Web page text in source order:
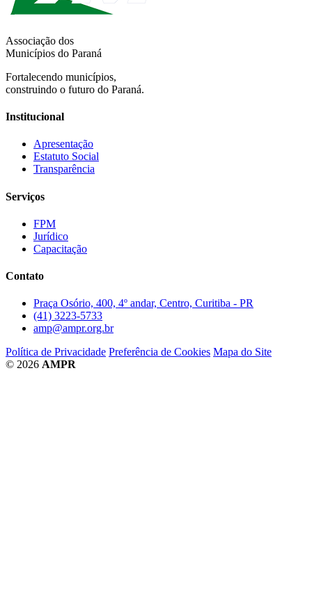
Associação dos
Municípios do Paraná
Fortalecendo municípios,
construindo o futuro do Paraná.
Institucional
Apresentação
Estatuto Social
Transparência
Serviços
FPM
Jurídico
Capacitação
Contato
Praça Osório, 400, 4º andar, Centro, Curitiba - PR
(41) 3223-5733
amp@ampr.org.br
Política de Privacidade Preferência de Cookies Mapa do Site
© 2026 AMPR